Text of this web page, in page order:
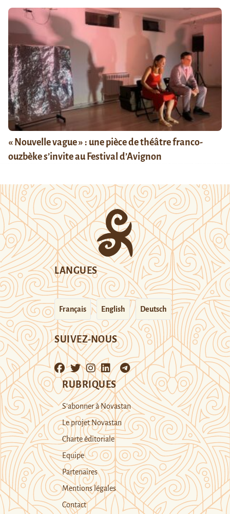
« Nouvelle vague » : une pièce de théâtre franco-
ouzbèke s’invite au Festival d’Avignon
LANGUES
Français English Deutsch
SUIVEZ-NOUS
RUBRIQUES
S’abonner à Novastan
Le projet Novastan
Charte éditoriale
Equipe
Partenaires
Mentions légales
Contact